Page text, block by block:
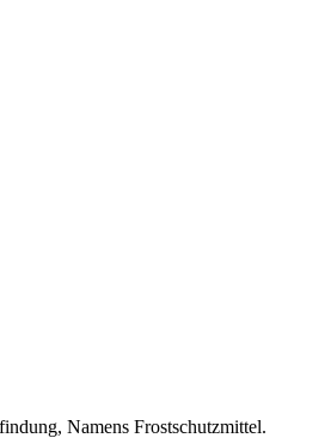
Namens Frostschutzmittel.